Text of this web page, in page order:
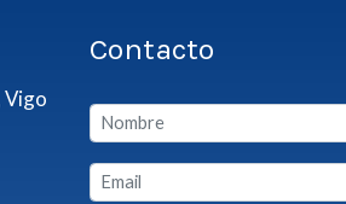
Vigo
Contacto